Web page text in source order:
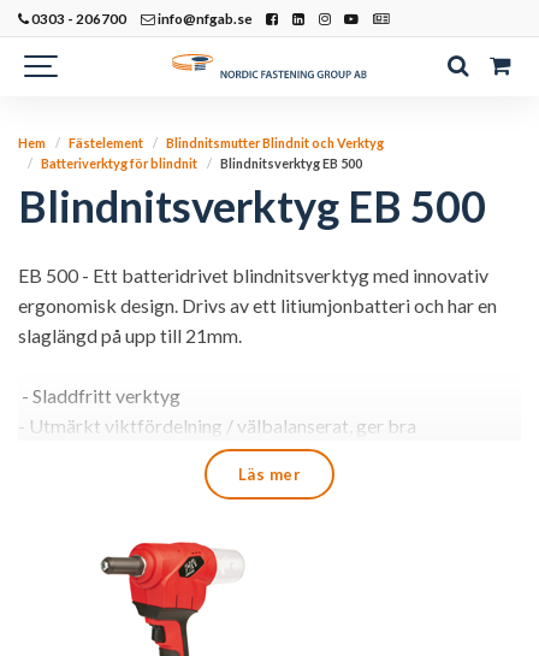
0303 - 206700 info@nfgab.se
Hem Fästelement
Blindnitsmutter Blindnit och Verktyg
Batteriverktyg för blindnit
Blindnitsverktyg EB 500
Blindnitsverktyg EB 500
EB 500 - Ett batteridrivet blindnitsverktyg med innovativ
ergonomisk design. Drivs av ett litiumjonbatteri och har en
slaglängd på upp till 21mm.
- Sladdfritt verktyg
- Utmärkt viktfördelning / välbalanserat, ger bra
funktionalitet och lättmanövrerat
- Elektronisk kontroll av nitningsprocessen
Max kraft: 10000N
Slag: 21 mm
Läs mer